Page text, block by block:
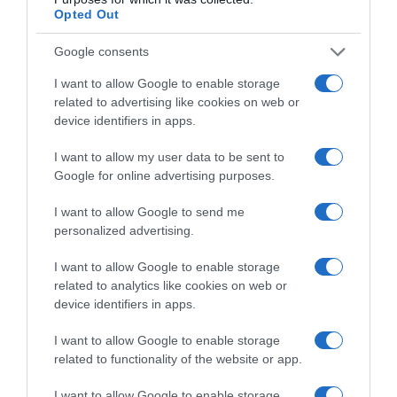
Opted Out
Google consents
I want to allow Google to enable storage
related to advertising like cookies on web or
device identifiers in apps.
I want to allow my user data to be sent to
Google for online advertising purposes.
I want to allow Google to send me
personalized advertising.
I want to allow Google to enable storage
related to analytics like cookies on web or
device identifiers in apps.
I want to allow Google to enable storage
related to functionality of the website or app.
ανακριτή.
πηγή στην Google